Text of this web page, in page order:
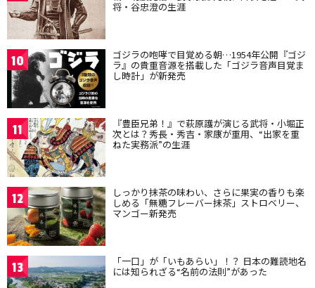
将・谷忠澄の生涯
10 ゴジラの咆哮で目覚める朝…1954年公開『ゴジ
ラ』の貴重音源を搭載した「ゴジラ音声目覚ま
し時計」が新発売
11 『豊臣兄弟！』で萩原護が演じる武将・小堀正
次とは？秀長・秀吉・家康が重用、“出家を重
ねた実務派”の生涯
12 しっかり抹茶の味わい、さらに果実の香りも楽
しめる「無糖フレーバー抹茶」ストロベリー、
マンゴー新発売
13 「一口」が「いもあらい」！？ 日本の難読地名
には知られざる“名前の法則”があった